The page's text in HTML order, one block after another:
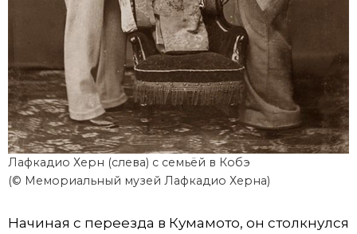
Лафкадио Херн (слева) с семьёй в Кобэ
(© Мемориальный музей Лафкадио Херна)
Начиная с переезда в Кумамото, он столкнулся